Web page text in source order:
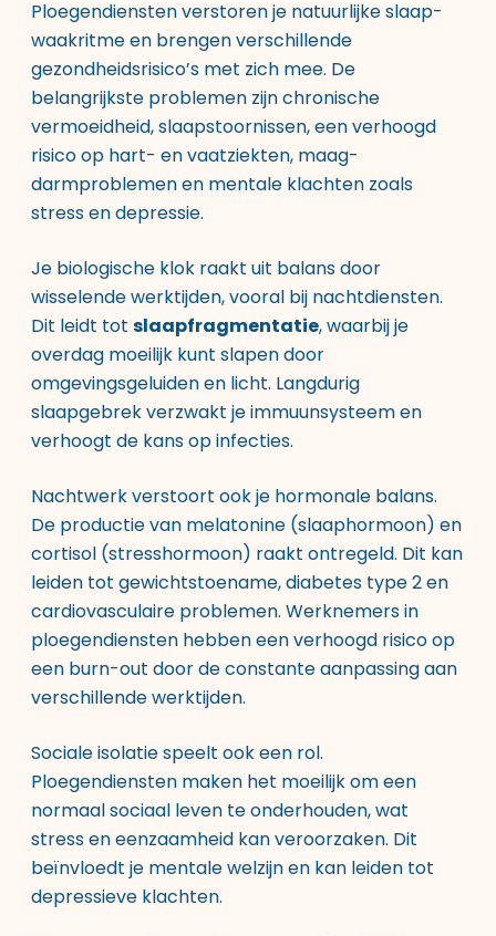
Ploegendiensten verstoren je natuurlijke slaap-
waakritme en brengen verschillende
gezondheidsrisico’s met zich mee. De
belangrijkste problemen zijn chronische
vermoeidheid, slaapstoornissen, een verhoogd
risico op hart- en vaatziekten, maag-
darmproblemen en mentale klachten zoals
stress en depressie.
Je biologische klok raakt uit balans door
wisselende werktijden, vooral bij nachtdiensten.
Dit leidt tot slaapfragmentatie, waarbij je
overdag moeilijk kunt slapen door
omgevingsgeluiden en licht. Langdurig
slaapgebrek verzwakt je immuunsysteem en
verhoogt de kans op infecties.
Nachtwerk verstoort ook je hormonale balans.
De productie van melatonine (slaaphormoon) en
cortisol (stresshormoon) raakt ontregeld. Dit kan
leiden tot gewichtstoename, diabetes type 2 en
cardiovasculaire problemen. Werknemers in
ploegendiensten hebben een verhoogd risico op
een burn-out door de constante aanpassing aan
verschillende werktijden.
Sociale isolatie speelt ook een rol.
Ploegendiensten maken het moeilijk om een
normaal sociaal leven te onderhouden, wat
stress en eenzaamheid kan veroorzaken. Dit
beïnvloedt je mentale welzijn en kan leiden tot
depressieve klachten.